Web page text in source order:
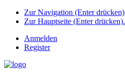
Zur Navigation (Enter
Zur Hauptseite (Enter drücken).
Anmelden
Register